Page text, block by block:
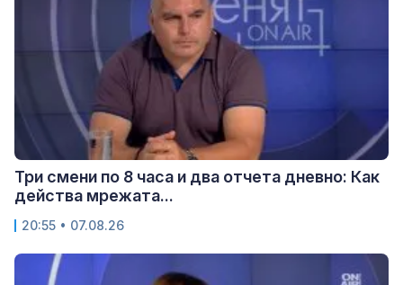
Три смени по 8 часа и два отчета дневно: Как
действа мрежата...
20:55 • 07.08.26